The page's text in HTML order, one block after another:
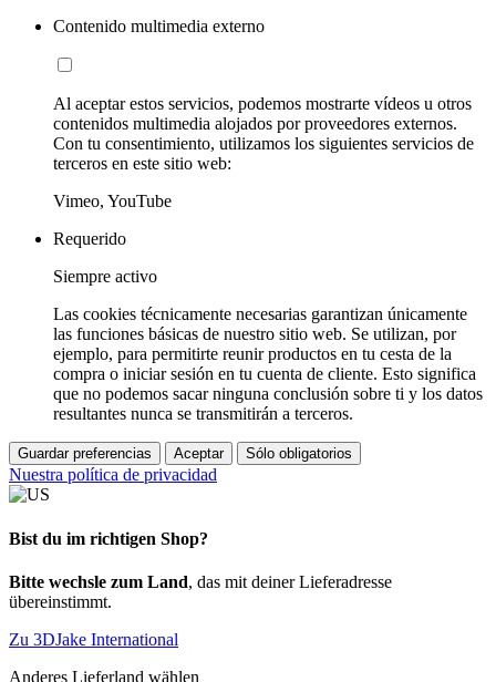
Contenido multimedia externo
Al aceptar estos servicios, podemos mostrarte vídeos u otros
contenidos multimedia alojados por proveedores externos.
Con tu consentimiento, utilizamos los siguientes servicios de
terceros en este sitio web:
Vimeo, YouTube
Requerido
Siempre activo
Las cookies técnicamente necesarias garantizan únicamente
las funciones básicas de nuestro sitio web. Se utilizan, por
ejemplo, para permitirte reunir productos en tu cesta de la
compra o iniciar sesión en tu cuenta de cliente. Esto significa
que no podemos sacar ninguna conclusión sobre ti y los datos
resultantes nunca se transmitirán a terceros.
Guardar preferencias Aceptar Sólo obligatorios
Nuestra política de privacidad
Bist du im richtigen Shop?
Bitte wechsle zum Land, das mit deiner Lieferadresse
übereinstimmt.
Zu 3DJake International
Anderes Lieferland wählen